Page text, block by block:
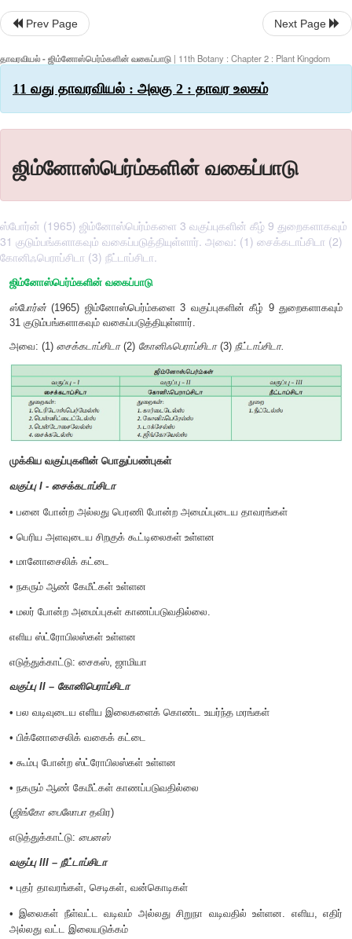
Prev Page Next Page
தாவரவியல் - ஜிம்னோஸ்பெர்ம்களின் வகைப்பாடு | 11th Botany : Chapter 2 : Plant Kingdom
11 வது தாவரவியல் : அலகு 2 : தாவர உலகம்
ஜிம்னோஸ்பெர்ம்களின் வகைப்பாடு
ஸ்போர்ன் (1965) ஜிம்னோஸ்பெர்ம்களை 3 வகுப்புகளின் கீழ் 9 துறைகளாகவும்
31 குடும்பங்களாகவும் வகைப்படுத்தியுள்ளார். அவை: (1) சைக்கடாப்சிடா (2)
கோனிஃபெராப்சிடா (3) நீட்டாப்சிடா.
ஜிம்னோஸ்பெர்ம்களின் வகைப்பாடு
31 குடும்பங்களாகவும் வகைப்படுத்தியுள்ளார்.
முக்கிய வகுப்புகளின் பொதுப்பண்புகள்
• பனை போன்ற அல்லது பெரணி போன்ற
• பெரிய அளவுடைய சிறகுக் கூட்டிலைகள் உள்ளன
• மானோசைலிக் கட்டை
• மலர் போன்ற அமைப்புகள் காணப்படுவதில்லை.
எளிய ஸ்ட்ரோபிலஸ்கள் உள்ளன